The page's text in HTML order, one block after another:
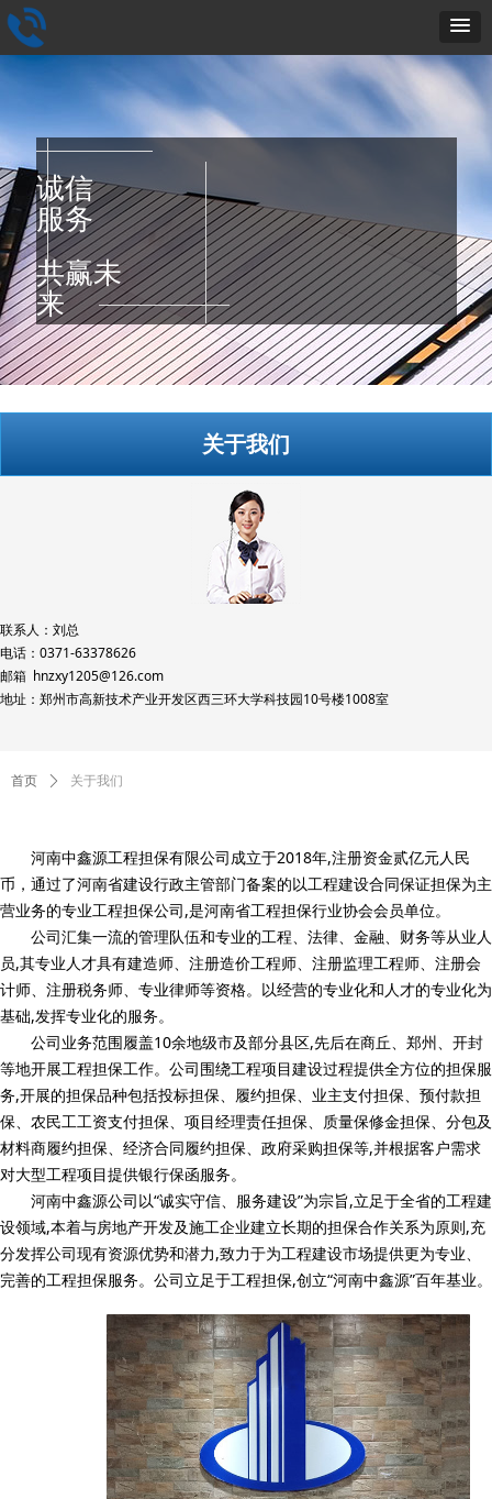
诚信
服务
共赢未
来
河南中鑫源工程担保有限公司成立于2018年,注册资金贰亿元人民
币，通过了河南省建设行政主管部门备案的以工程建设合同保证担保为主
营业务的专业工程担保公司,是河南省工程担保行业协会会员单位。
公司汇集一流的管理队伍和专业的工程、法律、金融、财务等从业人
员,其专业人才具有建造师、注册造价工程师、注册监理工程师、注册会
计师、注册税务师、专业律师等资格。以经营的专业化和人才的专业化为
基础,发挥专业化的服务。
公司业务范围履盖10余地级市及部分县区,先后在商丘、郑州、开封
等地开展工程担保工作。公司围绕工程项目建设过程提供全方位的担保服
务,开展的担保品种包括投标担保、履约担保、业主支付担保、预付款担
保、农民工工资支付担保、项目经理责任担保、质量保修金担保、分包及
材料商履约担保、经济合同履约担保、政府采购担保等,并根据客户需求
对大型工程项目提供银行保函服务。
河南中鑫源公司以“诚实守信、服务建设”为宗旨,立足于全省的工程建
设领域,本着与房地产开发及施工企业建立长期的担保合作关系为原则,充
分发挥公司现有资源优势和潜力,致力于为工程建设市场提供更为专业、
完善的工程担保服务。公司立足于工程担保,创立“河南中鑫源”百年基业。
首页 ꄲ 关于我们
关于我们
联系人：刘总
电话：0371-63378626
邮箱 hnzxy1205@126.com
地址：郑州市高新技术产业开发区西三环大学科技园10号楼1008室